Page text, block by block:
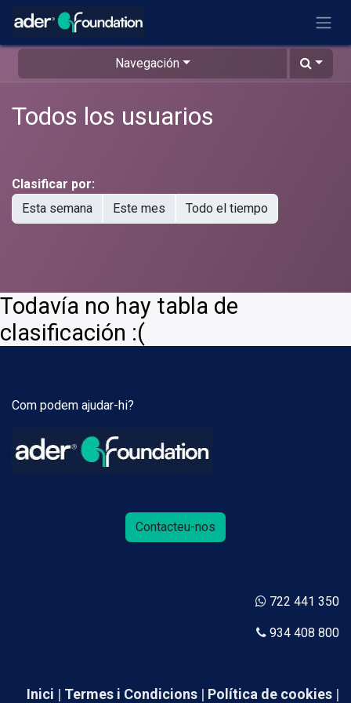
Ir al contenido
Navegación
Todos los usuarios
Clasificar por:
Esta semana
Este mes Todo el tiempo
Todavía no hay tabla de
clasificación :(
Com podem ajudar-hi?
Contacteu-nos
722 441 350
934 408 800
Inici | Termes i Condicions | Política de cookies |